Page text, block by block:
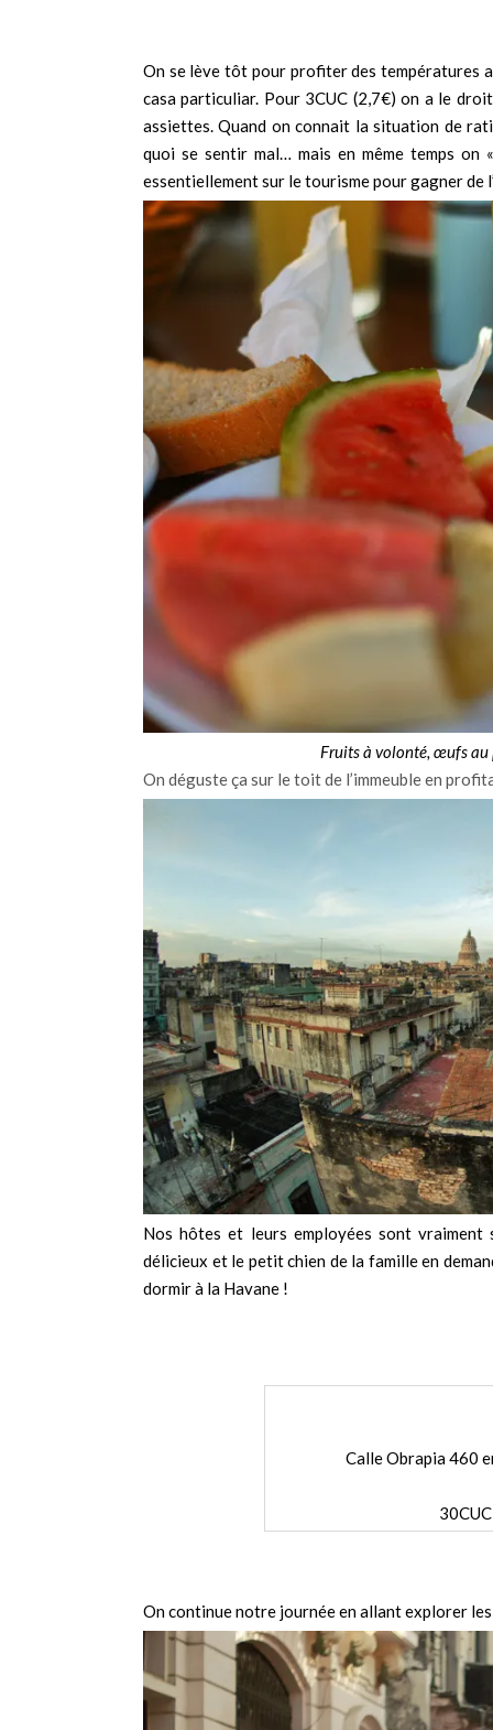
On se lève tôt pour profiter des températures
casa particuliar. Pour 3CUC (2,7€) on a le
assiettes. Quand on connait la situation de
quoi se sentir mal… mais en même temps on
essentiellement sur le tourisme pour gagner de
Fruits à volonté, œufs
On déguste ça sur le toit de l’immeuble en
Nos hôtes et leurs employées sont
délicieux et le petit chien de la famille en
dormir à la Havane !
Calle Obrapia 460
On continue notre journée en allant explorer